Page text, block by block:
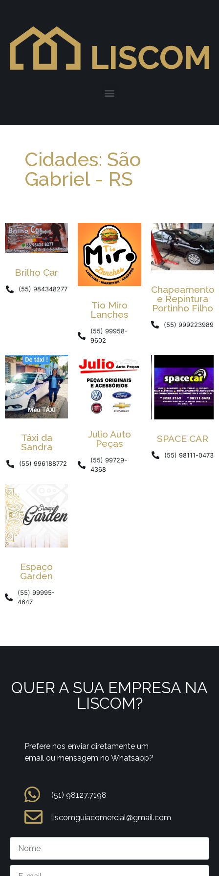
Cidades: São
Gabriel - RS
Brilho Car
(55) 984348277
Tio Miro
Lanches
(55) 99958-
9602
Chapeamento
e Repintura
Portinho Filho
(55) 999223989
Táxi da
Sandra
(55) 996188772
Julio Auto
Peças
(55) 99729-
4368
SPACE CAR
(55) 98111-0473
Espaço
Garden
(55) 99995-
4647
QUER A SUA EMPRESA NA
LISCOM?
Prefere nos enviar diretamente um
email ou mensagem no Whatsapp?
(51) 98127.7198
liscomguiacomercial@gmail.com